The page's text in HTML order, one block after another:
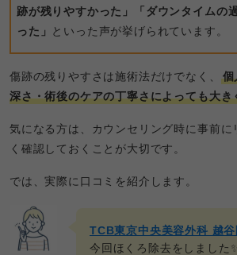
跡が残りやすかった」「ダウンタイムの
った」 といった声が挙げられています。
傷跡の残りやすさは施術法だけでなく、
個
深さ・術後のケアの丁寧さによっても大き
気になる方は、カウンセリング時に事前に
く確認しておくことが大切です。
では、実際に口コミを紹介します。
TCB東京中央美容外科 越谷
今回ほくろ除去をしました